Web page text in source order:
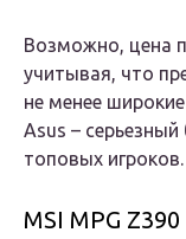
Возможно, цена
учитывая, что
не менее
Asus –
топовых игроков.
MSI MPG